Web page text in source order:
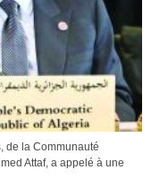
de la Communauté
Attaf, a appelé à une